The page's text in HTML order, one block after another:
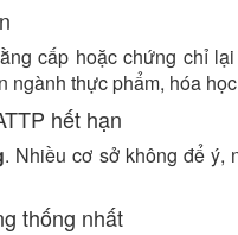
cấp hoặc chứng chỉ
ngành thực phẩm, hóa
hết hạn
. Nhiều cơ sở không để ý,
thống nhất